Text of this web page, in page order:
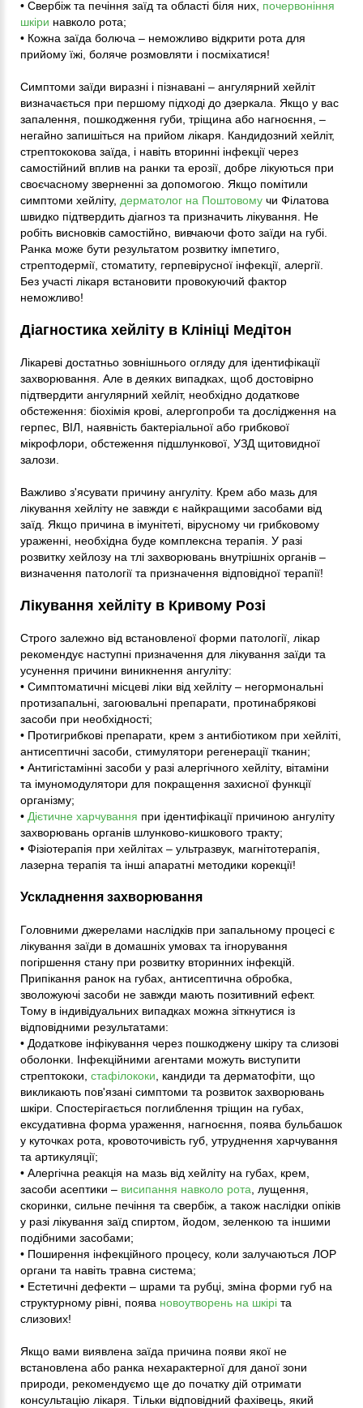
• Свербіж та печіння заїд та області біля них, почервоніння
шкіри навколо рота;
• Кожна заїда болюча – неможливо відкрити рота для
прийому їжі, боляче розмовляти і посміхатися!
Симптоми заїди виразні і пізнавані – ангулярний хейліт
визначається при першому підході до дзеркала. Якщо у вас
запалення, пошкодження губи, тріщина або нагноєння, –
негайно запишіться на прийом лікаря. Кандидозний хейліт,
стрептококова заїда, і навіть вторинні інфекції через
самостійний вплив на ранки та ерозії, добре лікуються при
своєчасному зверненні за допомогою. Якщо помітили
симптоми хейліту, дерматолог на Поштовому чи Філатова
швидко підтвердить діагноз та призначить лікування. Не
робіть висновків самостійно, вивчаючи фото заїди на губі.
Ранка може бути результатом розвитку імпетиго,
стрептодермії, стоматиту, герпевірусної інфекції, алергії.
Без участі лікаря встановити провокуючий фактор
неможливо!
Діагностика хейліту в Клініці Медітон
Лікареві достатньо зовнішнього огляду для ідентифікації
захворювання. Але в деяких випадках, щоб достовірно
підтвердити ангулярний хейліт, необхідно додаткове
обстеження: біохімія крові, алергопроби та дослідження на
герпес, ВІЛ, наявність бактеріальної або грибкової
мікрофлори, обстеження підшлункової, УЗД щитовидної
залози.
Важливо з'ясувати причину ангуліту. Крем або мазь для
лікування хейліту не завжди є найкращими засобами від
заїд. Якщо причина в імунітеті, вірусному чи грибковому
ураженні, необхідна буде комплексна терапія. У разі
розвитку хейлозу на тлі захворювань внутрішніх органів –
визначення патології та призначення відповідної терапії!
Лікування хейліту в Кривому Розі
Строго залежно від встановленої форми патології, лікар
рекомендує наступні призначення для лікування заїди та
усунення причини виникнення ангуліту:
• Симптоматичні місцеві ліки від хейліту – негормональні
протизапальні, загоювальні препарати, протинабрякові
засоби при необхідності;
• Протигрибкові препарати, крем з антибіотиком при хейліті,
антисептичні засоби, стимулятори регенерації тканин;
• Антигістамінні засоби у разі алергічного хейліту, вітаміни
та імуномодулятори для покращення захисної функції
організму;
• Дієтичне харчування при ідентифікації причиною ангуліту
захворювань органів шлунково-кишкового тракту;
• Фізіотерапія при хейлітах – ультразвук, магнітотерапія,
лазерна терапія та інші апаратні методики корекції!
Ускладнення захворювання
Головними джерелами наслідків при запальному процесі є
лікування заїди в домашніх умовах та ігнорування
погіршення стану при розвитку вторинних інфекцій.
Припікання ранок на губах, антисептична обробка,
зволожуючі засоби не завжди мають позитивний ефект.
Тому в індивідуальних випадках можна зіткнутися із
відповідними результатами:
• Додаткове інфікування через пошкоджену шкіру та слизові
оболонки. Інфекційними агентами можуть виступити
стрептококи, стафілококи, кандиди та дерматофіти, що
викликають пов'язані симптоми та розвиток захворювань
шкіри. Спостерігається поглиблення тріщин на губах,
ексудативна форма ураження, нагноєння, поява бульбашок
у куточках рота, кровоточивість губ, утруднення харчування
та артикуляції;
• Алергічна реакція на мазь від хейліту на губах, крем,
засоби асептики – висипання навколо рота, лущення,
скоринки, сильне печіння та свербіж, а також наслідки опіків
у разі лікування заїд спиртом, йодом, зеленкою та іншими
подібними засобами;
• Поширення інфекційного процесу, коли залучаються ЛОР
органи та навіть травна система;
• Естетичні дефекти – шрами та рубці, зміна форми губ на
структурному рівні, поява новоутворень на шкірі та
слизових!
Якщо вами виявлена заїда причина появи якої не
встановлена або ранка нехарактерної для даної зони
природи, рекомендуємо ще до початку дій отримати
консультацію лікаря. Тільки відповідний фахівець, який